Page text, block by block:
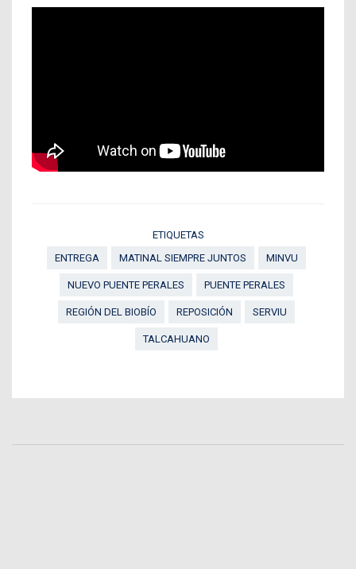
ETIQUETAS
ENTREGA
MATINAL SIEMPRE JUNTOS MINVU
NUEVO PUENTE PERALES PUENTE PERALES
REGIÓN DEL BIOBÍO REPOSICIÓN SERVIU
TALCAHUANO